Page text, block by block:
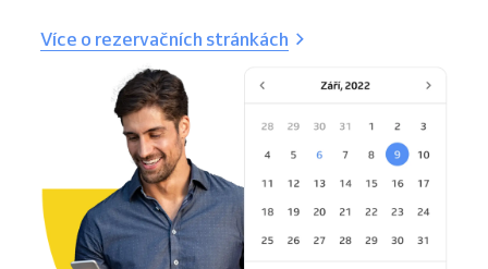
Více o rezervačních stránkách